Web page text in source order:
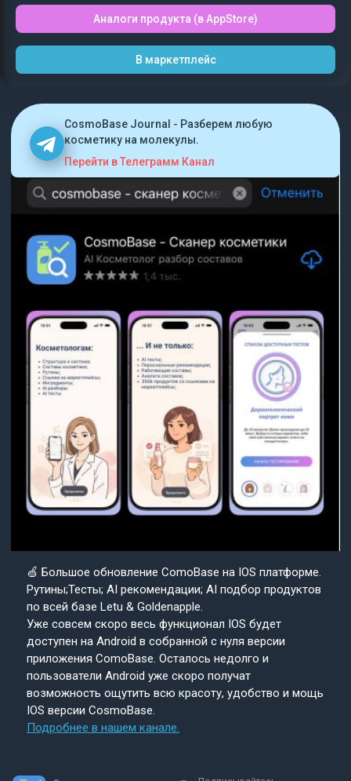
Аналоги продукта (в AppStore)
В маркетплейс
CosmoBase Journal - Разберем любую
косметику на молекулы.
Перейти в Телеграмм Канал
🍏 Большое обновление ComoBase на IOS платформе.
Рутины;Тесты; AI рекомендации; AI подбор продуктов
по всей базе Letu & Goldenapple.
Уже совсем скоро весь функционал IOS будет
доступен на Android в собранной с нуля версии
приложения ComoBase. Осталось недолго и
пользователи Android уже скоро получат
возможность ощутить всю красоту, удобство и мощь
IOS версии CosmoBase.
Подробнее в нашем канале.